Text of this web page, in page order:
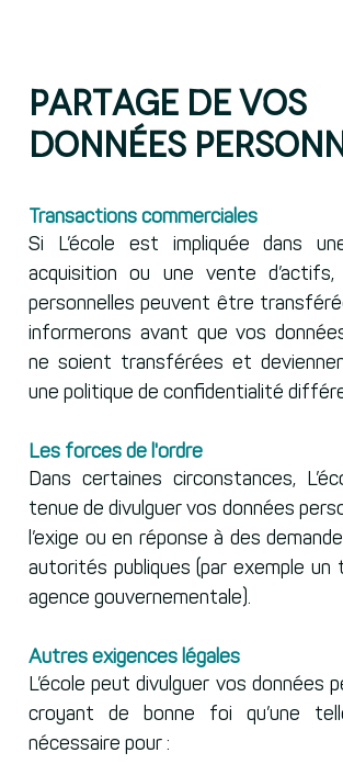
Partage de vos
données
Transactions commerciales
Si L’école est impliquée dans
acquisition ou une vente
personnelles peuvent être
informerons avant que vos
ne soient transférées et
une politique de confidentialité
Les forces de l'ordre
Dans certaines circonstances,
tenue de divulguer vos données
l’exige ou en réponse à des
autorités publiques (par exemple un
agence gouvernementale).
Autres exigences légales
L’école peut divulguer vos données
croyant de bonne foi qu’une
nécessaire pour :